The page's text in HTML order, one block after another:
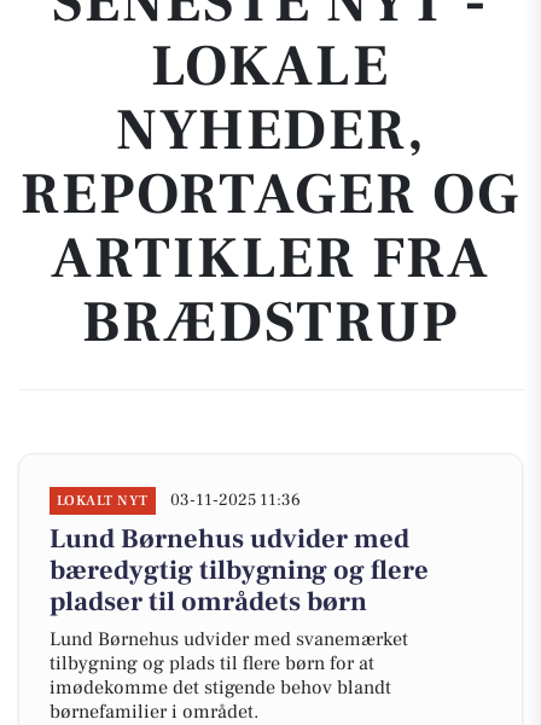
LOKALE
NYHEDER,
REPORTAGER OG
ARTIKLER FRA
BRÆDSTRUP
LOKALT NYT 03-11-2025 11:36
Lund Børnehus udvider med
bæredygtig tilbygning og flere
pladser til områdets børn
Lund Børnehus udvider med svanemærket
tilbygning og plads til flere børn for at
imødekomme det stigende behov blandt
børnefamilier i området.